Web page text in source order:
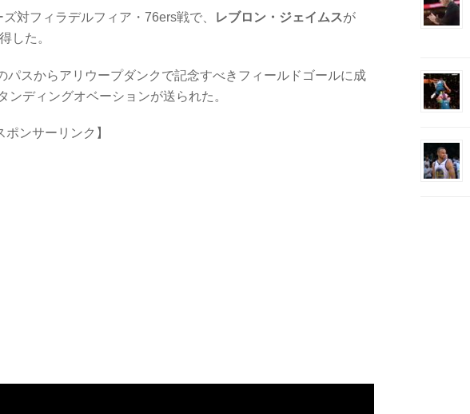
対フィラデルフィア・76ers戦で、 レブロン・ジェイムスが
した。
スからアリウープダンクで記念すべきフィールドゴールに成
ディングオベーションが送られた。
ポンサーリンク】